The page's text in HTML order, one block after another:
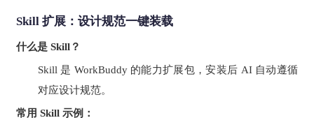
Skill 扩展：设计规范一键装载
什么是 Skill？
Skill 是 WorkBuddy 的能力扩展包，安装后 AI 自动遵循
对应设计规范。
常用 Skill 示例：